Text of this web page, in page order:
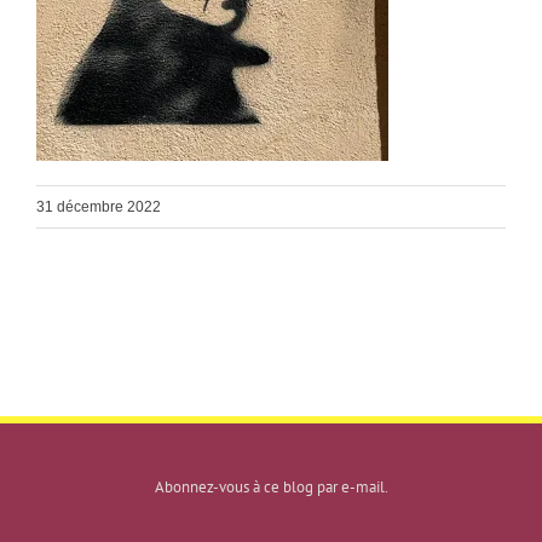
31 décembre 2022
Abonnez-vous à ce blog par e-mail.